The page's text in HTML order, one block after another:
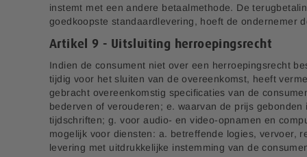
instemt met een andere betaalmethode. De
goedkoopste standaardlevering, hoeft de ondernemer
Artikel 9 - Uitsluiting herroepingsrecht
Indien de consument niet over een herroepingsrecht
tijdig voor het sluiten van de overeenkomst, heeft
gebracht overeenkomstig specificaties van de
bederven of verouderen; e. waarvan de prijs
tijdschriften; g. voor audio- en video-opnamen en
mogelijk voor diensten: a. betreffende logies, vervoer,
levering met uitdrukkelijke instemming van de